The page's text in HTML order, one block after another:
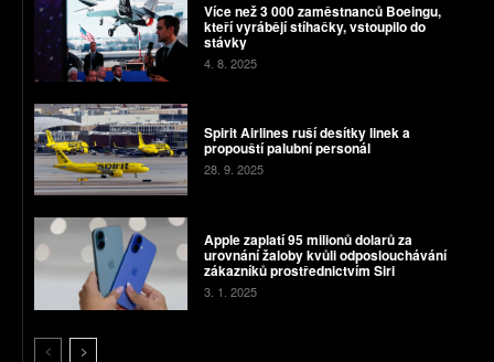
Více než 3 000 zaměstnanců Boeingu,
kteří vyrábějí stíhačky, vstoupilo do
stávky
4. 8. 2025
Spirit Airlines ruší desítky linek a
propouští palubní personál
28. 9. 2025
Apple zaplatí 95 milionů dolarů za
urovnání žaloby kvůli odposlouchávání
zákazníků prostřednictvím Siri
3. 1. 2025